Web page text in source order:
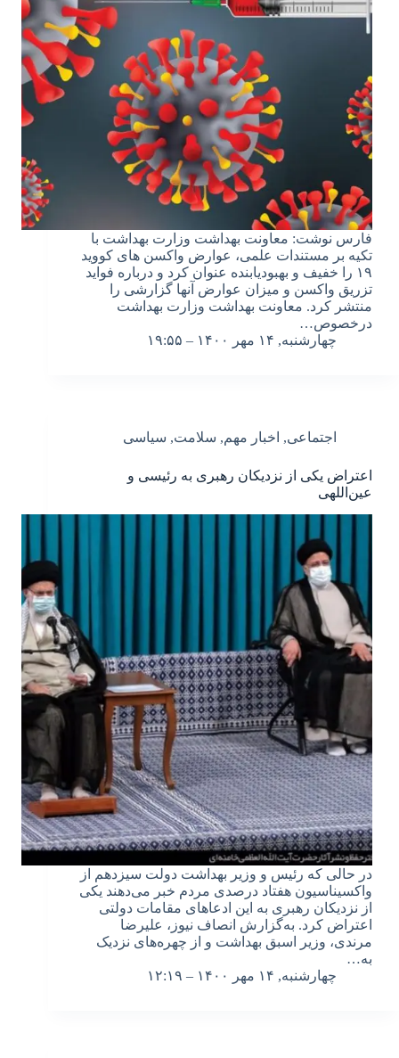
فارس نوشت: معاونت بهداشت وزارت بهداشت با
تکیه بر مستندات علمی، عوارض واکسن های کووید
۱۹ را خفیف و بهبودیابنده عنوان کرد و درباره فواید
تزریق واکسن و میزان عوارض آنها گزارشی را
منتشر کرد. معاونت بهداشت وزارت بهداشت
درخصوص…
چهارشنبه, ۱۴ مهر ۱۴۰۰ – ۱۹:۵۵
اجتماعی, اخبار مهم, سلامت, سیاسی
اعتراض یکی از نزدیکان رهبری به رئیسی و
عین‌اللهی
در حالی که رئیس و وزیر بهداشت دولت سیزدهم از
واکسیناسیون هفتاد درصدی مردم خبر می‌دهند یکی‌
از نزدیکان رهبری به این ادعاهای مقامات دولتی
اعتراض کرد. به‌گزارش انصاف نیوز، علیرضا
مرندی، وزیر اسبق بهداشت و از چهره‌های نزدیک
به…
چهارشنبه, ۱۴ مهر ۱۴۰۰ – ۱۲:۱۹